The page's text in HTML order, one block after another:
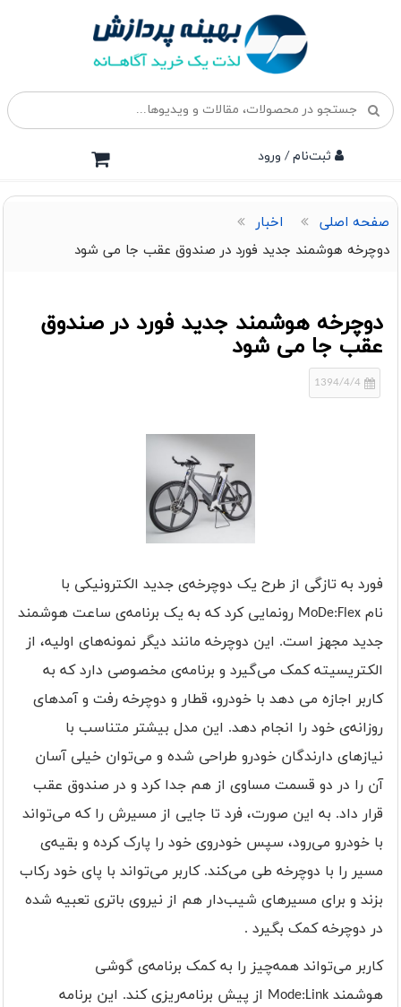
ثبت‌نام / ورود
صفحه اصلی
اخبار
دوچرخه هوشمند جدید فورد در صندوق عقب جا می شود
دوچرخه هوشمند جدید فورد در صندوق
عقب جا می شود
فورد به تازگی از طرح یک دوچرخه‌ی جدید الکترونیکی با
نام MoDe:Flex رونمایی کرد که به یک برنامه‌ی ساعت هوشمند
جدید مجهز است. این دوچرخه مانند دیگر نمونه‌های اولیه، از
الکتریسیته کمک می‌گیرد و برنامه‌ی مخصوصی دارد که به
کاربر اجازه می دهد با خودرو، قطار و دوچرخه رفت و آمدهای
روزانه‌ی خود را انجام دهد. این مدل بیشتر متناسب با
نیازهای دارندگان خودرو طراحی شده و می‌توان خیلی آسان
آن را در دو قسمت مساوی از هم جدا کرد و در صندوق عقب
قرار داد. به این صورت، فرد تا جایی از مسیرش را که می‌تواند
با خودرو می‌رود، سپس خودروی خود را پارک کرده و بقیه‌ی
مسیر را با دوچرخه طی می‌کند. کاربر می‌تواند با پای خود رکاب
بزند و برای مسیرهای شیب‌دار هم از نیروی باتری تعبیه شده
در دوچرخه کمک بگیرد .
کاربر می‌تواند همه‌چیز را به کمک برنامه‌ی گوشی
هوشمند Mode:Link از پیش برنامه‌ریزی کند. این برنامه